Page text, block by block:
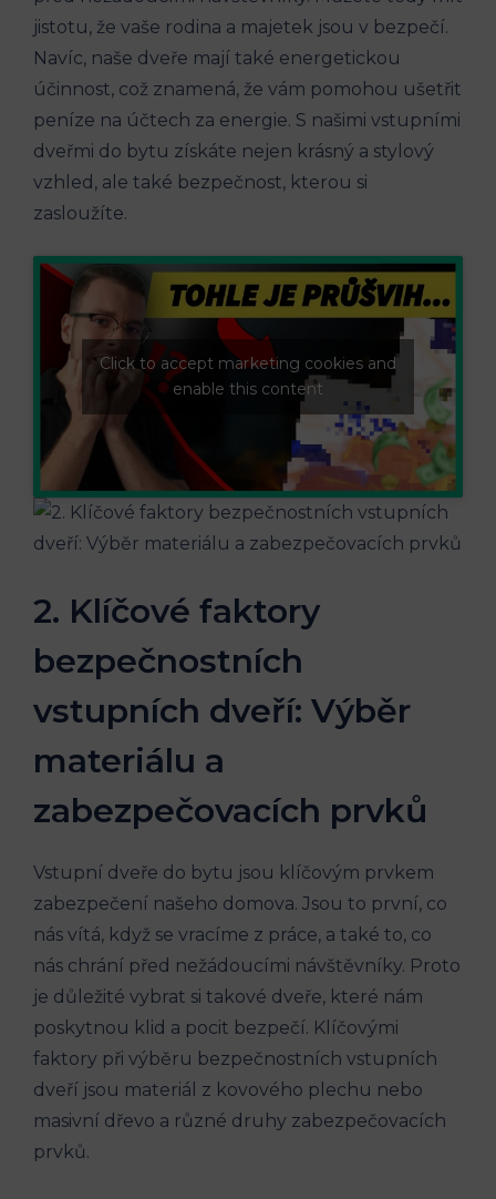
jistotu, že vaše rodina a majetek jsou v bezpečí.
Navíc, naše dveře mají také energetickou
účinnost, což znamená, že vám pomohou ušetřit
peníze na účtech za energie. S našimi vstupními
dveřmi do bytu získáte nejen krásný a stylový
vzhled, ale také bezpečnost, kterou si
zasloužíte.
Click to accept marketing cookies and
enable this content
2. Klíčové faktory
bezpečnostních
vstupních dveří: Výběr
materiálu a
zabezpečovacích prvků
Vstupní dveře do bytu jsou klíčovým prvkem
zabezpečení našeho domova. Jsou to první, co
nás vítá, když se vracíme z práce, a také to, co
nás chrání před nežádoucími návštěvníky. Proto
je důležité vybrat si takové dveře, které nám
poskytnou klid a pocit bezpečí. Klíčovými
faktory při výběru bezpečnostních vstupních
dveří jsou materiál z kovového plechu nebo
masivní dřevo a různé druhy zabezpečovacích
prvků.